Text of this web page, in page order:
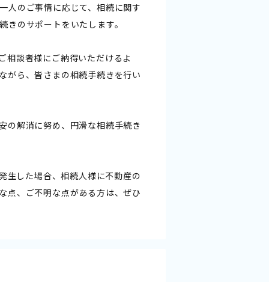
人のご事情に応じて、相続に関す
のサポートをいたします。
相談者様にご納得いただけるよ
がら、皆さまの相続手続きを行い
の解消に努め、円滑な相続手続き
生した場合、相続人様に不動産の
点、ご不明な点がある方は、ぜひ